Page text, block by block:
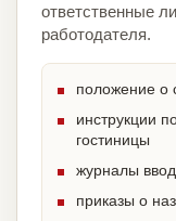
ответственные
работодателя.
положение о
инструкции
гостиницы
журналы
приказы о